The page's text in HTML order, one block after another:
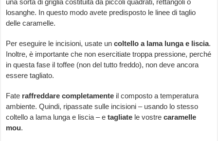
una sorta di griglia costituita da piccoli quadrati, rettangoli o
losanghe. In questo modo avete predisposto le linee di taglio
delle caramelle.
Per eseguire le incisioni, usate uncoltello a lama lunga e liscia.
Inoltre, è importante che non esercitiate troppa pressione, perché
in questa fase il toffee (non del tutto freddo), non deve ancora
essere tagliato.
Fate raffreddare completamente il composto a temperatura
ambiente. Quindi, ripassate sulle incisioni – usando lo stesso
coltello a lama lunga e liscia – etagliate le vostrecaramelle
mou.